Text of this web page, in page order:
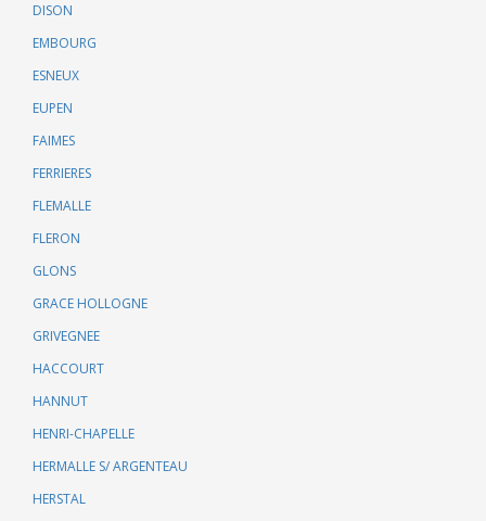
DISON
EMBOURG
ESNEUX
EUPEN
FAIMES
FERRIERES
FLEMALLE
FLERON
GLONS
GRACE HOLLOGNE
GRIVEGNEE
HACCOURT
HANNUT
HENRI-CHAPELLE
HERMALLE S/ ARGENTEAU
HERSTAL